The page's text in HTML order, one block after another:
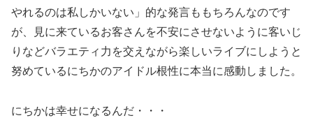
やれるのは私しかいない」的な発言ももちろんなのです
が、見に来ているお客さんを不安にさせないように客いじ
りなどバラエティ力を交えながら楽しいライブにしようと
努めているにちかのアイドル根性に本当に感動しました。
にちかは幸せになるんだ・・・